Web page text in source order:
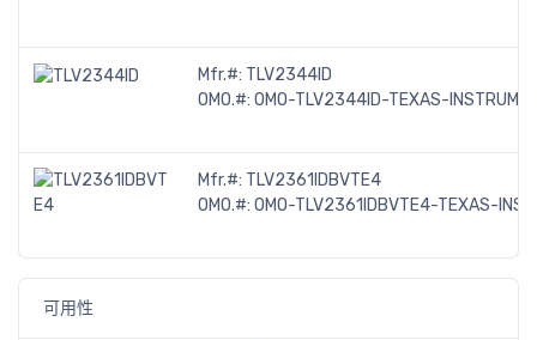
Mfr.#: TLV2344ID
OMO.#: OMO-TLV2344ID-TEXAS-
Mfr.#: TLV2361IDBVTE4
OMO.#: OMO-TLV2361IDBVTE4-TEXAS-
可用性